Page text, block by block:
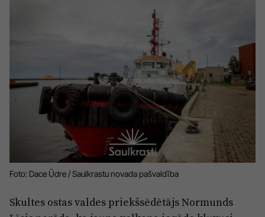
Mārupe
Saulkrasti
Sigulda
Projekti
Mediju atbalsta fonds
Zivju fonds
Zaļā nākotne
Iedvesmai nav vecuma
Kodols
Reklāma
Foto: Dace Ūdre / Saulkrastu novada pašvaldība
Skultes ostas valdes priekšsēdētājs Normunds